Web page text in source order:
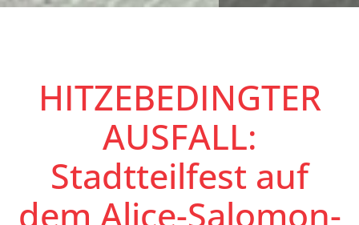
HITZEBEDINGTER
AUSFALL:
Stadtteilfest auf
dem Alice-Salomon-